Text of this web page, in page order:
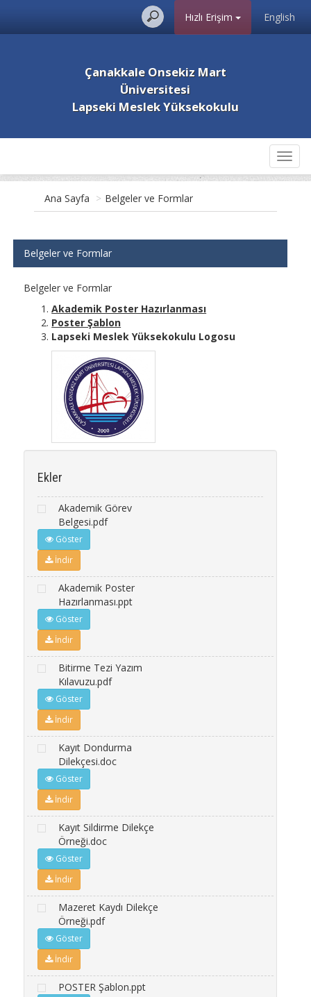
English
Hızlı Erişim
Çanakkale Onsekiz Mart
Üniversitesi
Lapseki Meslek Yüksekokulu
Ana Sayfa > Belgeler ve Formlar
Belgeler ve Formlar
Belgeler ve Formlar
Akademik Poster Hazırlanması
Poster Şablon
Lapseki Meslek Yüksekokulu Logosu
Ekler
Akademik Görev
Belgesi.pdf
Göster
İndir
Akademik Poster
Hazırlanması.ppt
Göster
İndir
Bitirme Tezi Yazım
Kılavuzu.pdf
Göster
İndir
Kayıt Dondurma
Dilekçesi.doc
Göster
İndir
Kayıt Sildirme Dilekçe
Örneği.doc
Göster
İndir
Mazeret Kaydı Dilekçe
Örneği.pdf
Göster
İndir
POSTER Şablon.ppt